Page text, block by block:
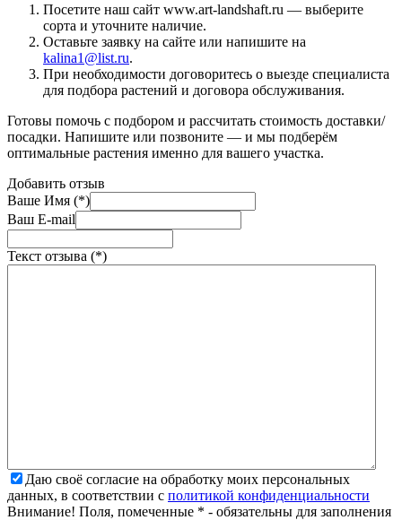
Посетите наш сайт www.art-landshaft.ru — выберите
сорта и уточните наличие.
Оставьте заявку на сайте или напишите на
kalina1@list.ru.
При необходимости договоритесь о выезде специалиста
для подбора растений и договора обслуживания.
Готовы помочь с подбором и рассчитать стоимость доставки/
посадки. Напишите или позвоните — и мы подберём
оптимальные растения именно для вашего участка.
Добавить отзыв
Ваше Имя (*)
Ваш E-mail
Текст отзыва (*)
Даю своё согласие на обработку моих персональных
данных, в соответствии с политикой конфиденциальности
Внимание! Поля, помеченные * - обязательны для заполнения